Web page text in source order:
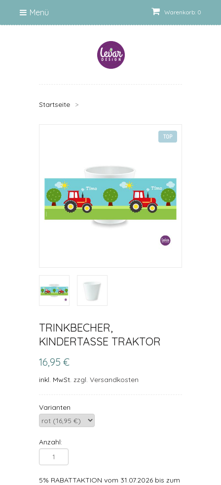
Warenkorb: 0
Menü
Startseite >
TOP
TRINKBECHER,
KINDERTASSE TRAKTOR
16,95 €
inkl. MwSt. zzgl. Versandkosten
Varianten
Anzahl:
5% RABATTAKTION vom 31.07.2026 bis zum